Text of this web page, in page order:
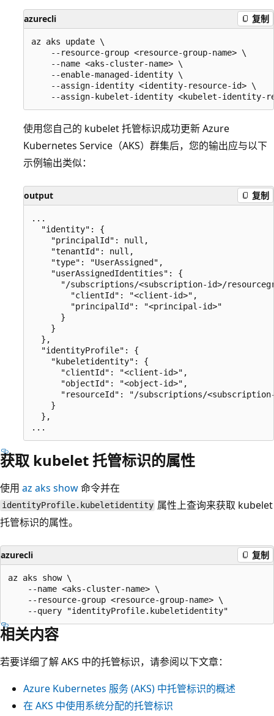
azurecli 复制
az aks update \
    --resource-group <resource-group-name> \
    --name <aks-cluster-name> \
    --enable-managed-identity \
    --assign-identity <identity-resource-id> \
使用您自己的 kubelet 托管标识成功更新 Azure
Kubernetes Service（AKS）群集后，您的输出应与以下
示例输出类似：
output 复制
...
  "identity": {
    "principalId": null,
    "tenantId": null,
    "type": "UserAssigned",
    "userAssignedIdentities": {
"/subscriptions/<subscription-id>/
        "clientId": "<client-id>",
        "principalId": "<principal-id>"
      }
    }
  },
  "identityProfile": {
    "kubeletidentity": {
      "clientId": "<client-id>",
      "objectId": "<object-id>",
"resourceId": "/subscriptions/
    }
  },
获取 kubelet 托管标识的属性
使用 az aks show命令并在
identityProfile.kubeletidentity 属性上查询来获取 kubelet
托管标识的属性。
azurecli 复制
az aks show \
    --name <aks-cluster-name> \
    --resource-group <resource-group-name> \
相关内容
若要详细了解 AKS 中的托管标识，请参阅以下文章：
Azure Kubernetes 服务 (AKS) 中托管标识的概述
在 AKS 中使用系统分配的托管标识